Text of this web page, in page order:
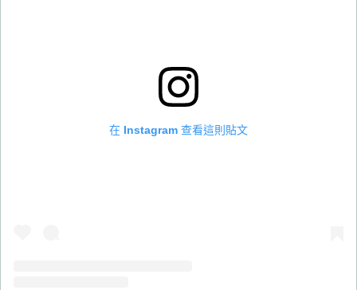
在 Instagram 查看這則貼文